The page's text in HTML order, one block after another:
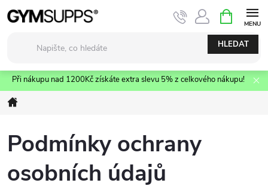
Přejít
na
HLEDAT
NÁKUPNÍ
KOŠÍK
Při nákupu nad 1200Kč získáte extra slevu 5% z celkového nákupu!
Podmínky ochrany
osobních údajů